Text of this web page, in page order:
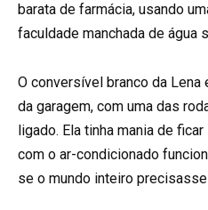
barata de farmácia, usando
faculdade manchada de água
O conversível branco da
da garagem, com uma das
ligado. Ela tinha mania de
com o ar-condicionado
se o mundo inteiro